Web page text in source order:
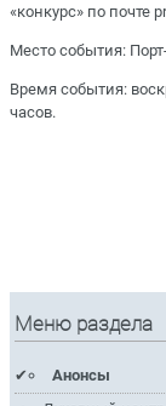
«конкурс» по почте
Место события:
Время события:
часов.
Меню раздела
Анонсы